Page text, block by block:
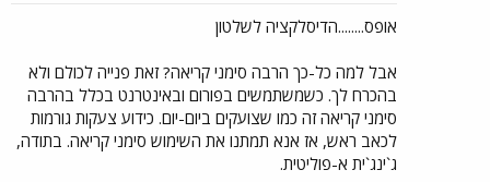
אופס........הדיסלקציה לשלטון
אבל למה כל-כך הרבה סימני קריאה? זאת פנייה לכולם ולא
בהכרח לך. כשמשתמשים בפורום ובאינטרנט בכלל בהרבה
סימני קריאה זה כמו שצועקים ביום-יום. כידוע צעקות גורמות
לכאב ראש, אז אנא תמתנו את השימוש סימני קריאה. בתודה,
ג`ינג`ית א-פוליטית.